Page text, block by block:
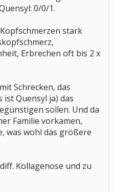
0/0/1.
stark
Erbrechen oft bis 2 x
Schrecken, das
Quensyl ja) das
sollen. Und da
Familie vorkamen,
was wohl das größere
Kollagenose und zu